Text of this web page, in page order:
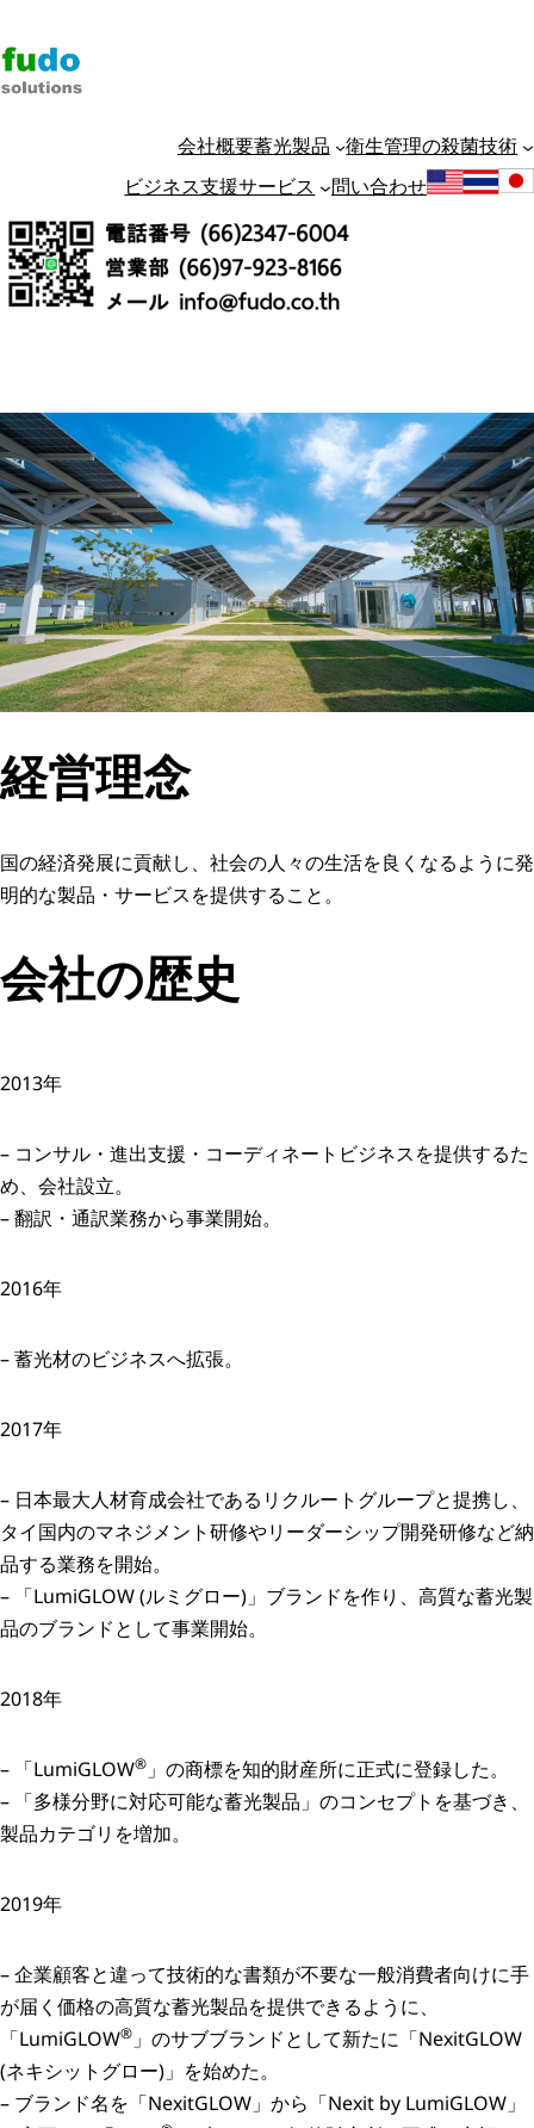
to
content
会社概要蓄光製品 衛生管理の殺菌技術
ビジネス支援サービス 問い合わせ
経営理念
国の経済発展に貢献し、社会の人々の生活を良くなるように発
明的な製品・サービスを提供すること。
会社の歴史
2013年
– コンサル・進出支援・コーディネートビジネスを提供するた
め、会社設立。
– 翻訳・通訳業務から事業開始。
2016年
– 蓄光材のビジネスへ拡張。
2017年
– 日本最大人材育成会社であるリクルートグループと提携し、
タイ国内のマネジメント研修やリーダーシップ開発研修など納
品する業務を開始。
– 「LumiGLOW (ルミグロー)」ブランドを作り、高質な蓄光製
品のブランドとして事業開始。
2018年
– 「LumiGLOW®」の商標を知的財産所に正式に登録した。
– 「多様分野に対応可能な蓄光製品」のコンセプトを基づき、
製品カテゴリを増加。
2019年
– 企業顧客と違って技術的な書類が不要な一般消費者向けに手
が届く価格の高質な蓄光製品を提供できるように、
「LumiGLOW®」のサブブランドとして新たに「NexitGLOW
(ネキシットグロー)」を始めた。
– ブランド名を「NexitGLOW」から「Nexit by LumiGLOW」